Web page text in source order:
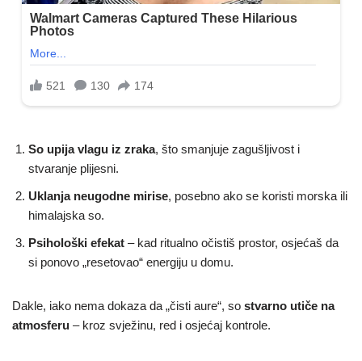
So upija vlagu iz zraka, što smanjuje zagušljivost i
stvaranje plijesni.
Uklanja neugodne mirise, posebno ako se koristi morska ili
himalajska so.
Psihološki efekat – kad ritualno očistiš prostor, osjećaš da
si ponovo „resetovao“ energiju u domu.
Dakle, iako nema dokaza da „čisti aure“, so stvarno utiče na
atmosferu – kroz svježinu, red i osjećaj kontrole.